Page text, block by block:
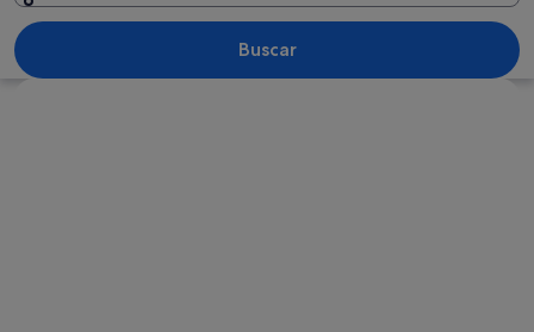
Una costa rocosa con aguas azul
Buscar